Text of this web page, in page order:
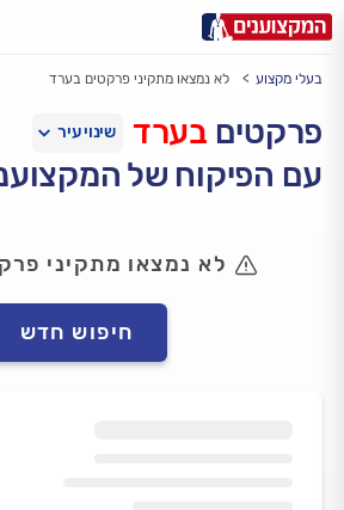
עירעיר: תל אביב, חיפה…
בעלי מקצוע לא נמצאו מתקיני פרקטים בערד
פרקטים בערד
עם הפיקוח של
לא נמצאו מתקיני
חיפוש חדש